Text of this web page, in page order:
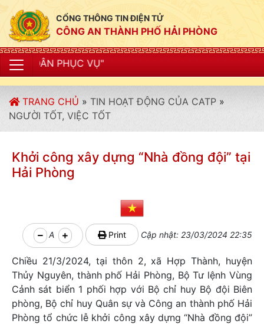
CỔNG THÔNG TIN ĐIỆN TỬ
CÔNG AN THÀNH PHỐ HẢI PHÒNG
TRANG CHỦ » TIN HOẠT ĐỘNG CỦA CATP »
NGƯỜI TỐT, VIỆC TỐT
Khởi công xây dựng “Nhà đồng đội” tại
Hải Phòng
A Print Cập nhật: 23/03/2024 22:35
Chiều 21/3/2024, tại thôn 2, xã Hợp Thành, huyện
Thủy Nguyên, thành phố Hải Phòng, Bộ Tư lệnh Vùng
Cảnh sát biển 1 phối hợp với Bộ chỉ huy Bộ đội Biên
phòng, Bộ chỉ huy Quân sự và Công an thành phố Hải
Phòng tổ chức lễ khởi công xây dựng “Nhà đồng đội”